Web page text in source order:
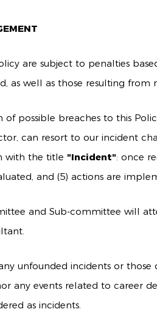
are subject to penalties
as well as those resulting from
of possible breaches to this
can resort to our incident
with the title "Incident": once
and (5) actions are
and Sub-committee will
unfounded incidents or those
any events related to career
as incidents.